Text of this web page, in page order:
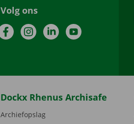
Volg ons
FacebookInstagramLinkedInYouTube
Dockx Rhenus Archisafe
Archiefopslag